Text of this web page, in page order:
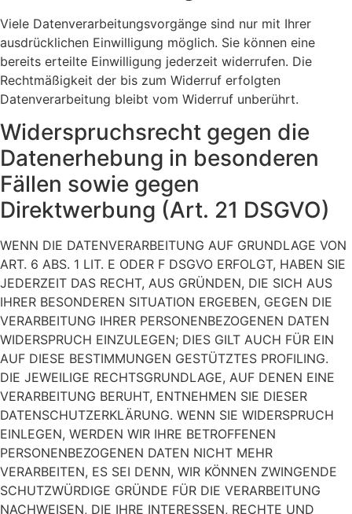
Viele Datenverarbeitungsvorgänge sind nur mit Ihrer
ausdrücklichen Einwilligung möglich. Sie können eine
bereits erteilte Einwilligung jederzeit widerrufen. Die
Rechtmäßigkeit der bis zum Widerruf erfolgten
Datenverarbeitung bleibt vom Widerruf unberührt.
Widerspruchsrecht gegen die
Datenerhebung in besonderen
Fällen sowie gegen
Direktwerbung (Art. 21 DSGVO)
WENN DIE DATENVERARBEITUNG AUF GRUNDLAGE VON
ART. 6 ABS. 1 LIT. E ODER F DSGVO ERFOLGT, HABEN SIE
JEDERZEIT DAS RECHT, AUS GRÜNDEN, DIE SICH AUS
IHRER BESONDEREN SITUATION ERGEBEN, GEGEN DIE
VERARBEITUNG IHRER PERSONENBEZOGENEN DATEN
WIDERSPRUCH EINZULEGEN; DIES GILT AUCH FÜR EIN
AUF DIESE BESTIMMUNGEN GESTÜTZTES PROFILING.
DIE JEWEILIGE RECHTSGRUNDLAGE, AUF DENEN EINE
VERARBEITUNG BERUHT, ENTNEHMEN SIE DIESER
DATENSCHUTZERKLÄRUNG. WENN SIE WIDERSPRUCH
EINLEGEN, WERDEN WIR IHRE BETROFFENEN
PERSONENBEZOGENEN DATEN NICHT MEHR
VERARBEITEN, ES SEI DENN, WIR KÖNNEN ZWINGENDE
SCHUTZWÜRDIGE GRÜNDE FÜR DIE VERARBEITUNG
NACHWEISEN, DIE IHRE INTERESSEN, RECHTE UND